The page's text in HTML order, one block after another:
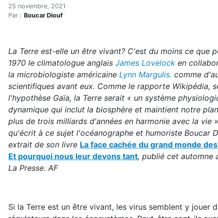
Accueil
Articles
La face cachée du grand monde des microbes
La face cachée du grand
25 novembre, 2021
Par : Boucar Diouf
La Terre est-elle un être vivant? C'est du moins ce que
1970 le climatologue anglais James Lovelock en
la microbiologiste américaine Lynn Margulis. comme
scientifiques avant eux. Comme le rapporte Wikipédia,
l'hypothèse Gaïa, la Terre serait « un système
dynamique qui inclut la biosphère et maintient notre
plus de trois milliards d'années en harmonie avec la vie
qu'écrit à ce sujet l'océanographe et humoriste Boucar
extrait de son livre La face cachée du grand monde
Et pourquoi nous leur devons tant, publié cet automne
La Presse. AF
Si la Terre est un être vivant, les virus semblent y jouer